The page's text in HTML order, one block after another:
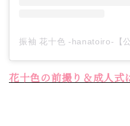
花十色の前撮り＆成人